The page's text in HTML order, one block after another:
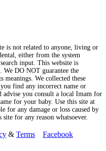
is not related to anyone, living or
either from the system
input. This website is
DO NOT guarantee the
meanings. We collected these
find any incorrect name or
advise you consult a local Imam for
for your baby. Use this site at
for any damage or loss caused by
for any reason whatsoever.
& Terms
Facebook